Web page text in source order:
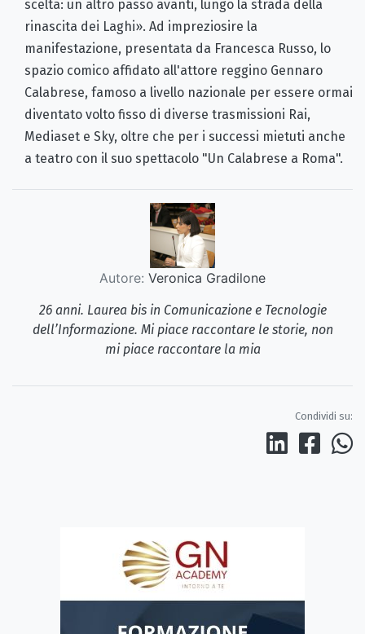
scelta: un altro passo avanti, lungo la strada della
rinascita dei Laghi». Ad impreziosire la
manifestazione, presentata da Francesca Russo, lo
spazio comico affidato all'attore reggino Gennaro
Calabrese, famoso a livello nazionale per essere ormai
diventato volto fisso di diverse trasmissioni Rai,
Mediaset e Sky, oltre che per i successi mietuti anche
a teatro con il suo spettacolo "Un Calabrese a Roma".
Autore: Veronica Gradilone
26 anni. Laurea bis in Comunicazione e Tecnologie
dell’Informazione. Mi piace raccontare le storie, non
mi piace raccontare la mia
Condividi su: